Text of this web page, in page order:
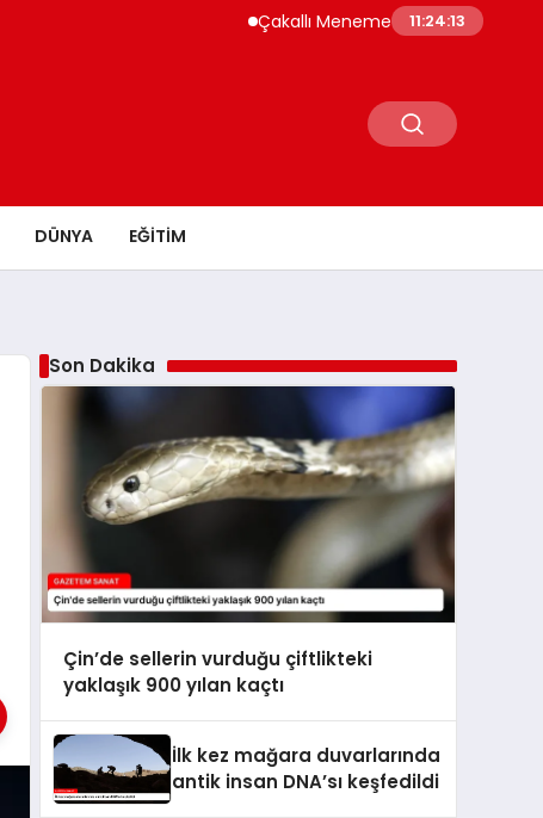
Çakallı Menemeni Neden Meşhur?
11:24:14
DÜNYA EĞITIM
Son Dakika
Çin’de sellerin vurduğu çiftlikteki
yaklaşık 900 yılan kaçtı
İlk kez mağara duvarlarında
antik insan DNA’sı keşfedildi